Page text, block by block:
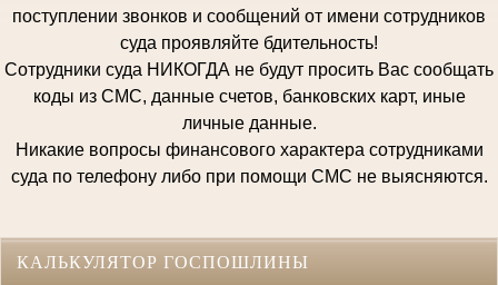
поступлении звонков и сообщений от имени сотрудников
суда проявляйте бдительность!
Сотрудники суда НИКОГДА не будут просить Вас сообщать
коды из СМС, данные счетов, банковских карт, иные
личные данные.
Никакие вопросы финансового характера сотрудниками
суда по телефону либо при помощи СМС не выясняются.
КАЛЬКУЛЯТОР ГОСПОШЛИНЫ